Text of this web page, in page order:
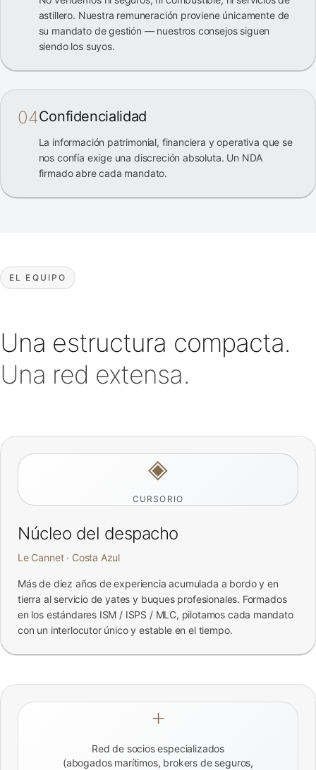
astillero. Nuestra remuneración proviene únicamente de
su mandato de gestión — nuestros consejos siguen
siendo los suyos.
04Confidencialidad
La información patrimonial, financiera y operativa que se
nos confía exige una discreción absoluta. Un NDA
firmado abre cada mandato.
EL EQUIPO
Una estructura compacta.
Una red extensa.
◈
CURSORIO
Núcleo del despacho
Le Cannet · Costa Azul
Más de diez años de experiencia acumulada a bordo y en
tierra al servicio de yates y buques profesionales. Formados
en los estándares ISM / ISPS / MLC, pilotamos cada mandato
con un interlocutor único y estable en el tiempo.
+
Red de socios especializados
(abogados marítimos, brokers de seguros,